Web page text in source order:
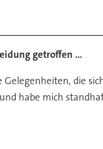
getroffen ...
die
habe mich